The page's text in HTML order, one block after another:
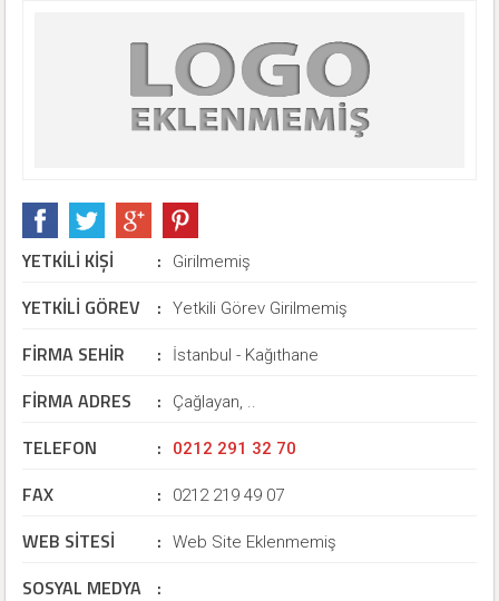
YETKİLİ KİŞİ : Girilmemiş
YETKİLİ GÖREV : Yetkili Görev Girilmemiş
FİRMA SEHİR : İstanbul - Kağıthane
FİRMA ADRES : Çağlayan, ..
TELEFON : 0212 291 32 70
FAX : 0212 219 49 07
WEB SİTESİ : Web Site Eklenmemiş
SOSYAL MEDYA :